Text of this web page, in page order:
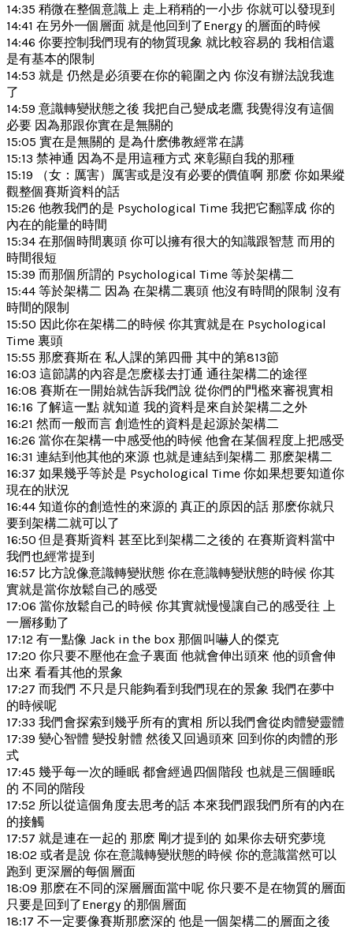
14:35 稍微在整個意識上 走上稍稍的一小步 你就可以發現到
14:41 在另外一個層面 就是他回到了Energy 的層面的時候
14:46 你要控制我們現有的物質現象 就比較容易的 我相信還
是有基本的限制
14:53 就是 仍然是必須要在你的範圍之內 你沒有辦法說我進
了
14:59 意識轉變狀態之後 我把自己變成老鷹 我覺得沒有這個
必要 因為那跟你實在是無關的
15:05 實在是無關的 是為什麽佛教經常在講
15:13 禁神通 因為不是用這種方式 來彰顯自我的那種
15:19 （女：厲害）厲害或是沒有必要的價值啊 那麽 你如果縱
觀整個賽斯資料的話
15:26 他教我們的是 Psychological Time 我把它翻譯成 你的
內在的能量的時間
15:34 在那個時間裏頭 你可以擁有很大的知識跟智慧 而用的
時間很短
15:39 而那個所謂的 Psychological Time 等於架構二
15:44 等於架構二 因為 在架構二裏頭 他沒有時間的限制 沒有
時間的限制
15:50 因此你在架構二的時候 你其實就是在 Psychological
Time 裏頭
15:55 那麽賽斯在 私人課的第四冊 其中的第813節
16:03 這節講的內容是怎麽樣去打通 通往架構二的途徑
16:08 賽斯在一開始就告訴我們說 從你們的門檻來審視實相
16:16 了解這一點 就知道 我的資料是來自於架構二之外
16:21 然而一般而言 創造性的資料是起源於架構二
16:26 當你在架構一中感受他的時候 他會在某個程度上把感受
16:31 連結到他其他的來源 也就是連結到架構二 那麽架構二
16:37 如果幾乎等於是 Psychological Time 你如果想要知道你
現在的狀況
16:44 知道你的創造性的來源的 真正的原因的話 那麽你就只
要到架構二就可以了
16:50 但是賽斯資料 甚至比到架構二之後的 在賽斯資料當中
我們也經常提到
16:57 比方說像意識轉變狀態 你在意識轉變狀態的時候 你其
實就是當你放鬆自己的感受
17:06 當你放鬆自己的時候 你其實就慢慢讓自己的感受往 上
一層移動了
17:12 有一點像 Jack in the box 那個叫嚇人的傑克
17:20 你只要不壓他在盒子裏面 他就會伸出頭來 他的頭會伸
出來 看看其他的景象
17:27 而我們 不只是只能夠看到我們現在的景象 我們在夢中
的時候呢
17:33 我們會探索到幾乎所有的實相 所以我們會從肉體變靈體
17:39 變心智體 變投射體 然後又回過頭來 回到你的肉體的形
式
17:45 幾乎每一次的睡眠 都會經過四個階段 也就是三個睡眠
的 不同的階段
17:52 所以從這個角度去思考的話 本來我們跟我們所有的內在
的接觸
17:57 就是連在一起的 那麽 剛才提到的 如果你去研究夢境
18:02 或者是說 你在意識轉變狀態的時候 你的意識當然可以
跑到 更深層的每個層面
18:09 那麽在不同的深層層面當中呢 你只要不是在物質的層面
只要是回到了Energy 的那個層面
18:17 不一定要像賽斯那麽深的 他是一個架構二的層面之後